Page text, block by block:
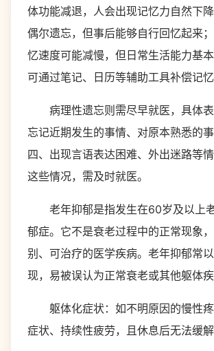
体功能减退，人会出现记忆力自然下
偶尔遗忘，但事后能够自行回忆起来
忆速度可能减慢，但日常生活能力基
可通过笔记、日历等辅助工具补偿记忆
病理性遗忘则需尽早就医，具体表
忘记近期发生的事情、对原本熟悉的
四、出现言语表达困难、外出迷路等
这些情况，需及时就医。
老年抑郁是指发生在60岁及以上
郁症。它不是衰老过程中的正常现象
别、可治疗的医学疾病。老年抑郁常
现，易被误认为正常衰老或其他躯体疾
躯体化症状：如不明原因的慢性疼
症状、持续性疲劳，且休息后无法缓解